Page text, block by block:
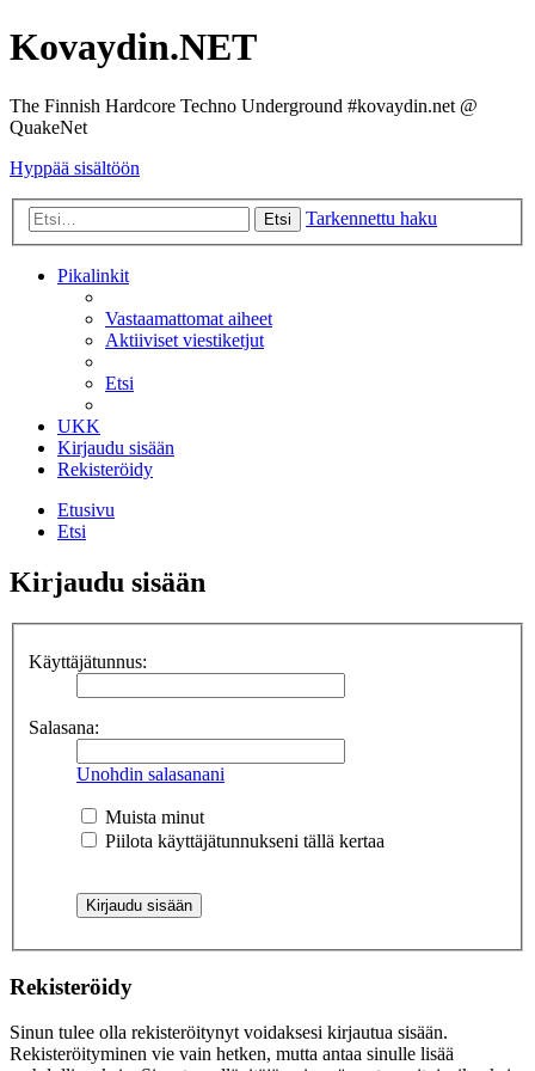
Kovaydin.NET
The Finnish Hardcore Techno Underground #kovaydin.net @
QuakeNet
Hyppää sisältöön
Etsi Tarkennettu haku
Pikalinkit
Vastaamattomat aiheet
Aktiiviset viestiketjut
Etsi
UKK
Kirjaudu sisään
Rekisteröidy
Etusivu
Etsi
Kirjaudu sisään
Käyttäjätunnus:
Salasana:
Unohdin salasanani
Muista minut
Piilota käyttäjätunnukseni tällä kertaa
Rekisteröidy
Sinun tulee olla rekisteröitynyt voidaksesi kirjautua sisään.
Rekisteröityminen vie vain hetken, mutta antaa sinulle lisää